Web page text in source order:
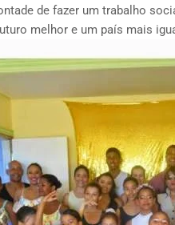
de fazer um trabalho
melhor e um país mais